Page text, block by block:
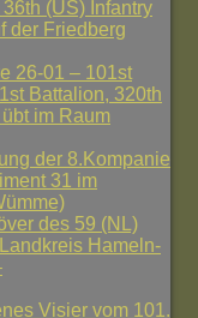
(US) Infantry
der Friedberg
26-01 – 101st
Battalion, 320th
im Raum
der 8.Kompanie
31 im
des 59 (NL)
Hameln-
Visier vom 101.